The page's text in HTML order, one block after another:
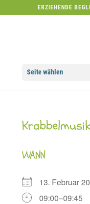
ERZIEHENDE
Seite wählen
WANN
13. Februar
09:00–09:45